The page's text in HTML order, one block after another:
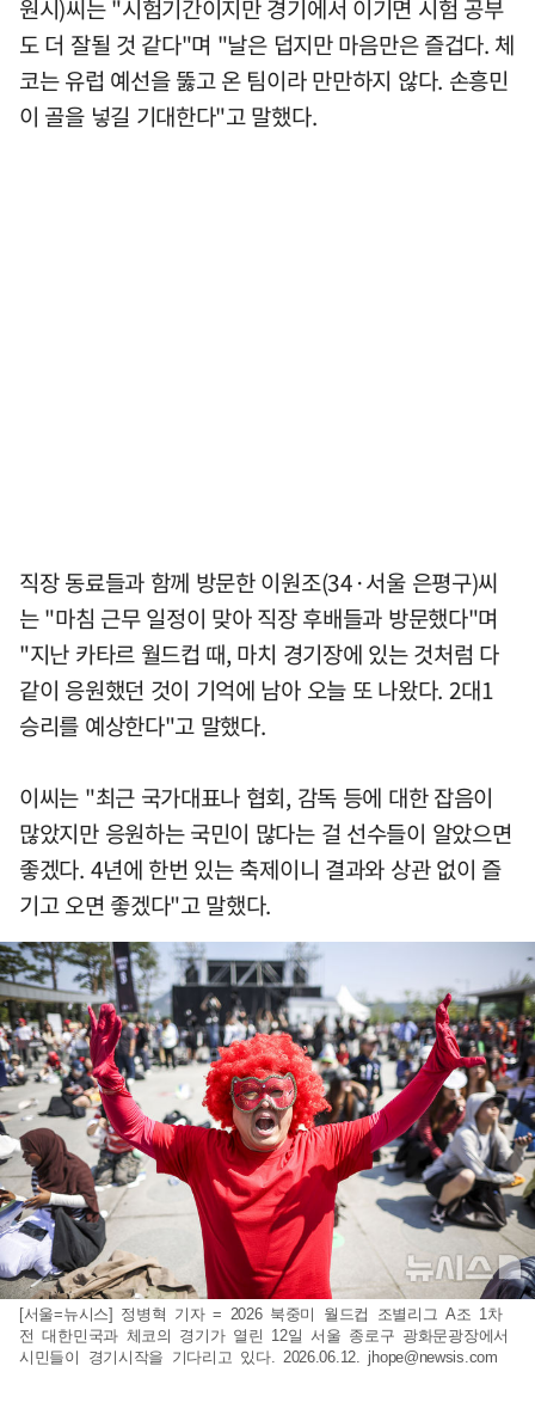
원시)씨는 "시험기간이지만 경기에서 이기면 시험 공부
도 더 잘될 것 같다"며 "날은 덥지만 마음만은 즐겁다. 체
코는 유럽 예선을 뚫고 온 팀이라 만만하지 않다. 손흥민
이 골을 넣길 기대한다"고 말했다.
직장 동료들과 함께 방문한 이원조(34·서울 은평구)씨
는 "마침 근무 일정이 맞아 직장 후배들과 방문했다"며
"지난 카타르 월드컵 때, 마치 경기장에 있는 것처럼 다
같이 응원했던 것이 기억에 남아 오늘 또 나왔다. 2대1
승리를 예상한다"고 말했다.
이씨는 "최근 국가대표나 협회, 감독 등에 대한 잡음이
많았지만 응원하는 국민이 많다는 걸 선수들이 알았으면
좋겠다. 4년에 한번 있는 축제이니 결과와 상관 없이 즐
기고 오면 좋겠다"고 말했다.
[서울=뉴시스] 정병혁 기자 = 2026 북중미 월드컵 조별리그 A조 1차
전 대한민국과 체코의 경기가 열린 12일 서울 종로구 광화문광장에서
시민들이 경기시작을 기다리고 있다. 2026.06.12. jhope@newsis.com